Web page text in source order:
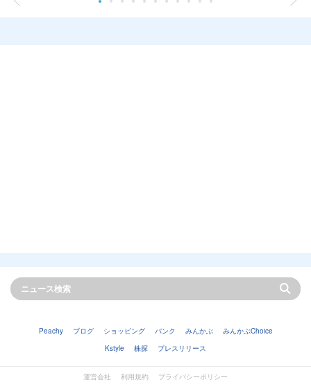
Peachy ブログ ショッピング バンク みんかぶ
みんかぶChoice
Kstyle
株探 プレスリリース
運営会社 利用規約 プライバシーポリシー